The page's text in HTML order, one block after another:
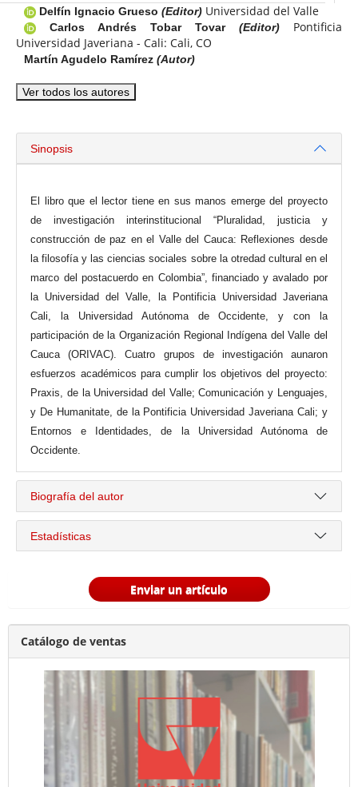
Delfín Ignacio Grueso (Editor) Universidad del Valle
Carlos Andrés Tobar Tovar(Editor)
Pontificia
Universidad Javeriana - Cali: Cali, CO
Martín Agudelo Ramírez (Autor)
Ver todos los autores
Sinopsis
El libro que el lector tiene en sus manos emerge del proyecto
de investigación interinstitucional “Pluralidad, justicia y
construcción de paz en el Valle del Cauca: Reflexiones desde
la filosofía y las ciencias sociales sobre la otredad cultural en el
marco del postacuerdo en Colombia”, financiado y avalado por
la Universidad del Valle, la Pontificia Universidad Javeriana
Cali, la Universidad Autónoma de Occidente, y con la
participación de la Organización Regional Indígena del Valle del
Cauca (ORIVAC). Cuatro grupos de investigación aunaron
esfuerzos académicos para cumplir los objetivos del proyecto:
Praxis, de la Universidad del Valle; Comunicación y Lenguajes,
y De Humanitate, de la Pontificia Universidad Javeriana Cali; y
Entornos e Identidades, de la Universidad Autónoma de
Occidente.
Biografía del autor
Estadísticas
Enviar un artículo
Catálogo de ventas